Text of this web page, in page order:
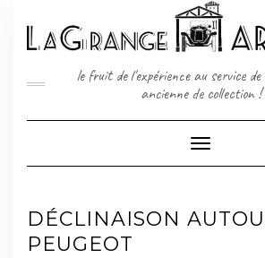
content
le fruit de l'expérience au service
ancienne de collection !
Toggle
Navigation
DÉCLINAISON
PEUGEOT